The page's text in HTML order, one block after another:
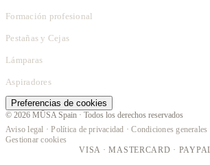
Formación profesional
Pestañas y Cejas
Lámparas
Aspiradores
Preferencias de cookies
© 2026 MŪSA Spain · Todos los derechos reservados
Aviso legal ·Política de privacidad ·Condiciones generales
Gestionar cookies
VISA · MASTERCARD ·